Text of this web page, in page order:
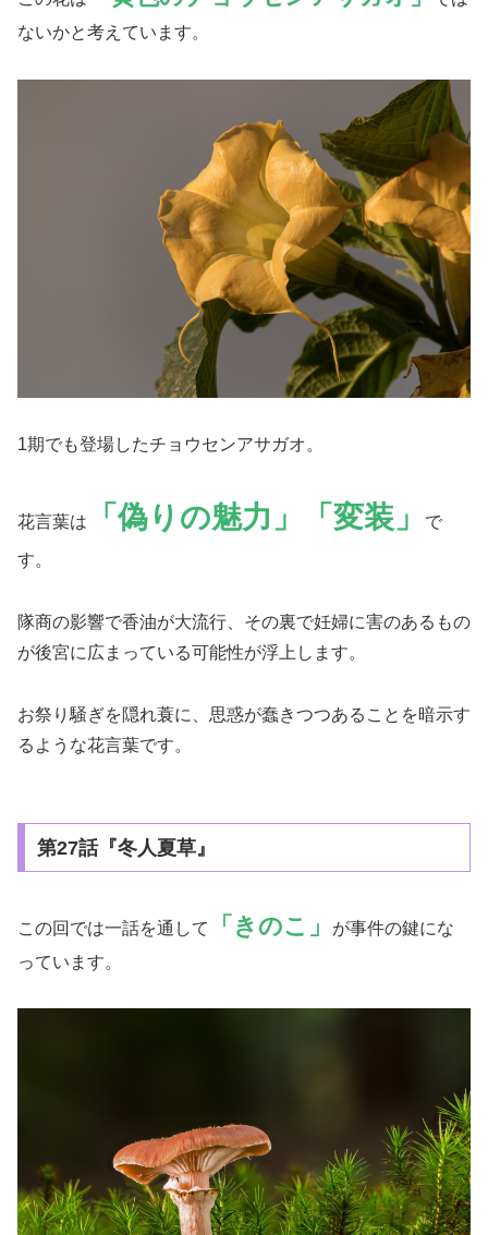
ないかと考えています。
1期でも登場したチョウセンアサガオ。
花言葉は 「偽りの魅力」「変装」 で
す。
隊商の影響で香油が大流行、その裏で妊婦に害のあるもの
が後宮に広まっている可能性が浮上します。
お祭り騒ぎを隠れ蓑に、思惑が蠢きつつあることを暗示す
るような花言葉です。
第27話『冬人夏草』
この回では一話を通して 「きのこ」
が事件の鍵にな
っています。